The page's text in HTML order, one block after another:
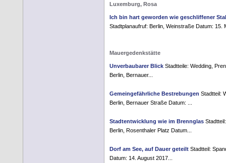
Luxemburg, Rosa
Ich bin hart geworden wie geschliffener
Stadtplanaufruf: Berlin, Weinstraße Datum: 15.
Mauergedenkstätte
Unverbaubarer Blick Stadtteile: Wedding,
Berlin, Bernauer...
Gemeingefährliche Bestrebungen Stadtteil:
Berlin, Bernauer Straße Datum: ...
Stadtentwicklung wie im Brennglas
Berlin, Rosenthaler Platz Datum...
Dorf am See, auf Dauer geteilt Stadtteil:
Datum: 14. August 2017...